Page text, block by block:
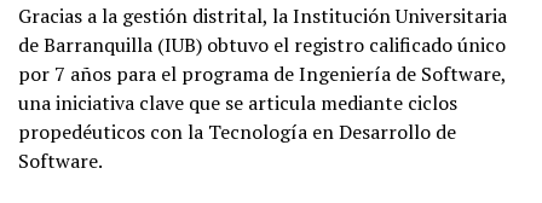
Gracias a la gestión distrital, la Institución Universitaria
de Barranquilla (IUB) obtuvo el registro calificado único
por 7 años para el programa de Ingeniería de Software,
una iniciativa clave que se articula mediante ciclos
propedéuticos con la Tecnología en Desarrollo de
Software.